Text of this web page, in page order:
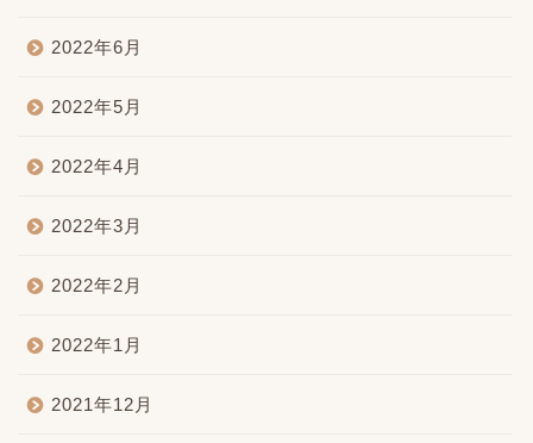
2022年6月
2022年5月
2022年4月
2022年3月
2022年2月
2022年1月
2021年12月